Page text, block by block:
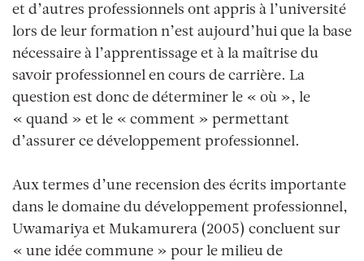
et d’autres professionnels ont appris à l’université
lors de leur formation n’est aujourd’hui que la base
nécessaire à l’apprentissage et à la maîtrise du
savoir professionnel en cours de carrière. La
question est donc de déterminer le « où », le
« quand » et le « comment » permettant
d’assurer ce développement professionnel.
Aux termes d’une recension des écrits importante
dans le domaine du développement professionnel,
Uwamariya et Mukamurera (2005) concluent sur
« une idée commune » pour le milieu de